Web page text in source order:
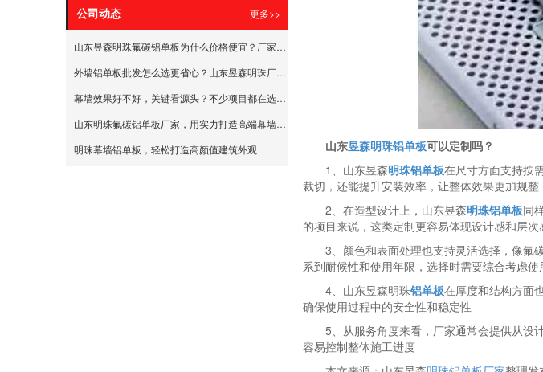
山东昱森明珠铝单板可以定制吗？
1、山东昱森明珠铝单板在尺寸方面支持按
裁切，还能提升安装效率，让整体效果更加规整
2、在造型设计上，山东昱森明珠铝单板同
的项目来说，这类定制更容易体现设计感和层次
3、颜色和表面处理也支持灵活选择，像氟
系到耐候性和使用年限，选择时需要综合考虑使
4、山东昱森明珠铝单板在厚度和结构方面
确保使用过程中的安全性和稳定性
5、从服务角度来看，厂家通常会提供从设
容易控制整体施工进度
- 常规穿孔铝单板
- 微孔铝单板
- 单曲弧形铝单板
- 雕花铝单板
更多>>
公司动态
山东昱森明珠氟碳铝单板为什么价格便宜？厂家告诉您
外墙铝单板批发怎么选更省心？山东昱森明珠厂家给你说清楚
幕墙效果好不好，关键看源头？不少项目都在选山东昱森明珠幕墙铝单板生产厂家
山东明珠氟碳铝单板厂家，用实力打造高端幕墙品质！
明珠幕墙铝单板，轻松打造高颜值建筑外观